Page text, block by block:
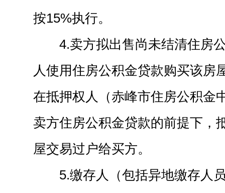
按15%执行。
4.卖方拟出售尚未结清住房
人使用住房公积金贷款购买该房
在抵押权人（赤峰市住房公积金
卖方住房公积金贷款的前提下，
屋交易过户给买方。
5.缴存人（包括异地缴存人